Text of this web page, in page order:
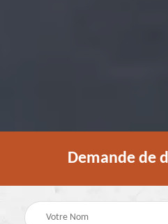
Demande de